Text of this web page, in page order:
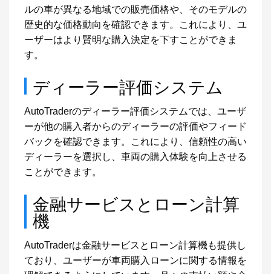
ルの車が異なる地域での販売価格や、そのモデルの
歴史的な価格動向を確認できます。これにより、ユ
ーザーはより賢明な購入決定を下すことができま
す。
ディーラー評価システム
AutoTraderのディーラー評価システムでは、ユーザ
ーが他の購入者からのディーラーの評価やフィード
バックを確認できます。これにより、信頼性の高い
ディーラーを選択し、車両の購入体験を向上させる
ことができます。
金融サービスとローン計算
機
AutoTraderは金融サービスとローン計算機も提供し
ており、ユーザーが車両購入ローンに関する情報を